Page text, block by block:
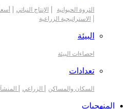
الثروة الحيوانية | الإنتاج النباتي |
| الاستراتيجية الزراعية
البيئة
احصاءات البيئة
تعدادات
السكان والمساكن | الزراعي |
المنهجيات